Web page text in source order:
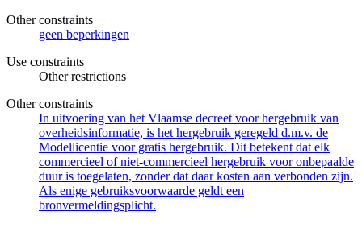
Other constraints
geen beperkingen
Use constraints
Other restrictions
Other constraints
In uitvoering van het Vlaamse decreet voor hergebruik van
overheidsinformatie, is het hergebruik geregeld d.m.v. de
Modellicentie voor gratis hergebruik. Dit betekent dat elk
commercieel of niet-commercieel hergebruik voor onbepaalde
duur is toegelaten, zonder dat daar kosten aan verbonden zijn.
Als enige gebruiksvoorwaarde geldt een
bronvermeldingsplicht.